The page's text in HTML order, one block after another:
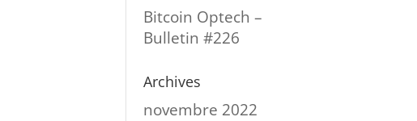
Bitcoin Optech –
Bulletin #226
Archives
novembre 2022